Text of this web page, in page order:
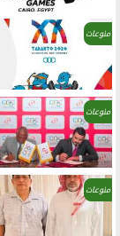
منوعات
منوعات
منوعات